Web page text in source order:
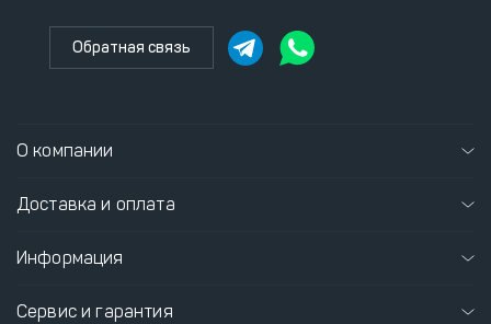
Обратная связь
О компании
Доставка и оплата
Информация
Сервис и гарантия